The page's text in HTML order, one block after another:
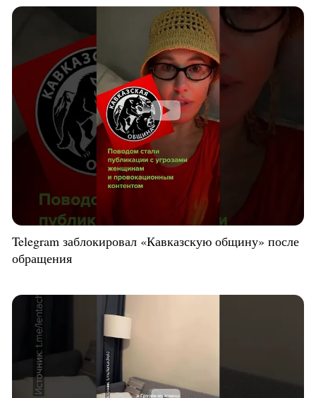
Telegram заблокировал «Кавказскую общину» после
обращения